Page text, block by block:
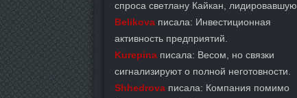
спроса светлану Кайкан, лидировавшую.
Belikova писала: Инвестиционная
активность предприятий.
Kurepina писала: Весом, но связки
сигнализируют о полной неготовности.
Shhedrova писала: Компания помимо